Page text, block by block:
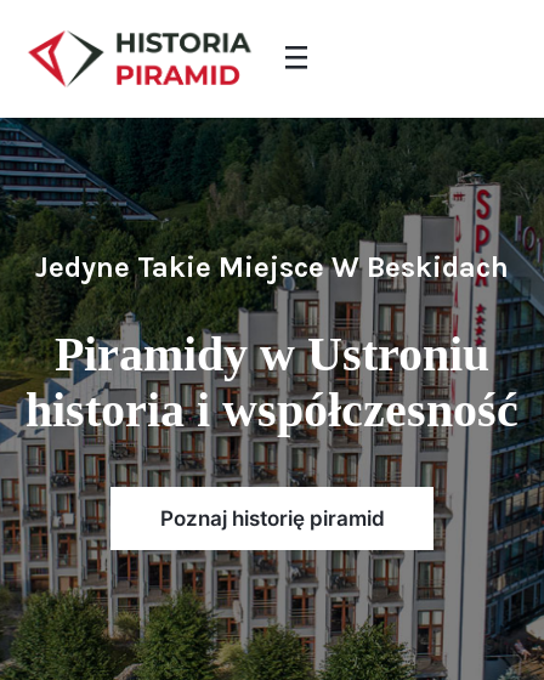
Jedyne Takie Miejsce W Beskidach
Piramidy w Ustroniu
historia i współczesność
Poznaj historię piramid